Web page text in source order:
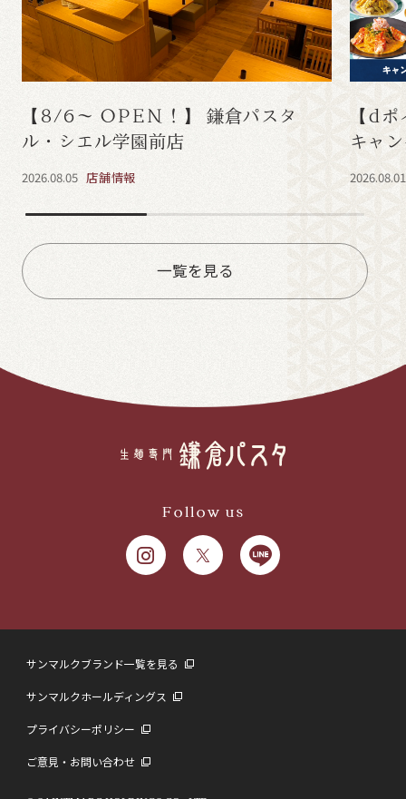
【8/6～ OPEN！】 鎌倉パスタ
ル・シエル学園前店
2026.08.05 店舗情報
【d
キャ
2026.08.01
一覧を見る
Follow us
サンマルクブランド一覧を見る
サンマルクホールディングス
プライバシーポリシー
ご意見・お問い合わせ